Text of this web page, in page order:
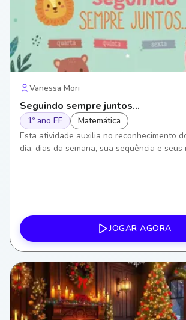
Vanessa Mori
Seguindo sempre juntos...
1º ano EF
Matemática
Esta atividade auxilia no reconhecimento
dia, dias da semana, sua sequência e seus
JOGAR AGORA